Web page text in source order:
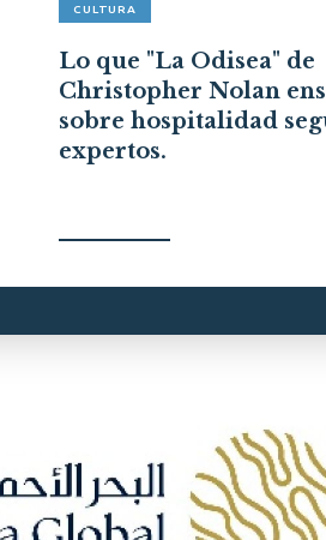
CULTURA
Lo que "La Odisea" de
Christopher Nolan
sobre hospitalidad
expertos.